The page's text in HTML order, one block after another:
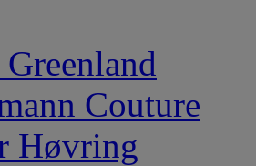
Couture
Høvring